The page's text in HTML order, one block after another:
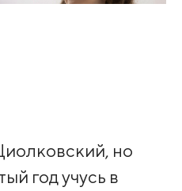
но
год учусь в